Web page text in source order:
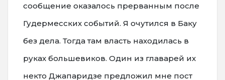
сообщение оказалось прерванным после
Гудермесских событий. Я очутился в Баку
без дела. Тогда там власть находилась в
руках большевиков. Один из главарей их
некто Джапаридзе предложил мне пост